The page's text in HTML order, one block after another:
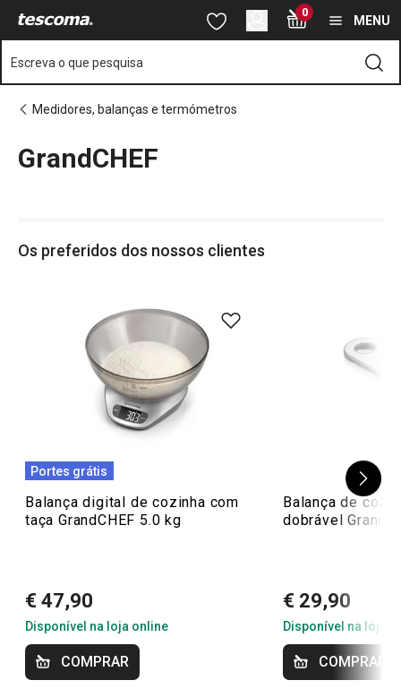
Saltar para o conteúdo principal
Saltar para a pesquisa
Saltar para a navegação 0
MENU
Escreva o que pesquisa
Medidores, balanças e termómetros
GrandCHEF
Os preferidos dos nossos clientes
Portes grátis
Balança digital de cozinha com
taça GrandCHEF 5.0 kg
€ 47,90
Disponível na loja online
COMPRAR
Balança de
dobrável
€ 29,90
Disponível na loja
COMPRAR